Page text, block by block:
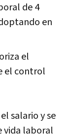
de 4
en
el
el control
salario y se
vida laboral